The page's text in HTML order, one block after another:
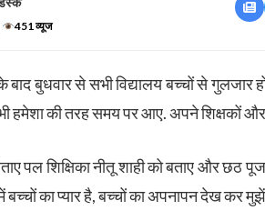
451 व्यूज
बुधवार से सभी विद्यालय बच्चों से गुलजार
हमेशा की तरह समय पर आए. अपने
पल शिक्षिका नीतू शाही को बताए और छठ
बच्चों का प्यार है, बच्चों का अपनापन देख कर